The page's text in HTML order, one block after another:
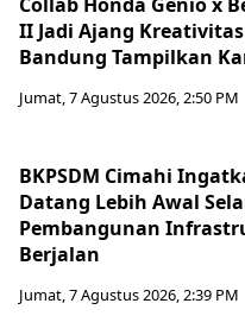
II Jadi Ajang
Bandung Tampilkan
Jumat, 7 Agustus 2026, 2:50 PM
BKPSDM Cimahi
Datang Lebih Awal
Pembangunan
Berjalan
Jumat, 7 Agustus 2026, 2:39 PM